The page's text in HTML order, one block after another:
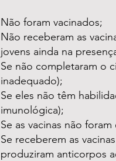
Não foram vacinados;
Não receberam as
jovens ainda na
Se não completaram o
inadequado);
Se eles não têm
imunológica);
Se as vacinas não
Se receberem as
produziram anticorpos